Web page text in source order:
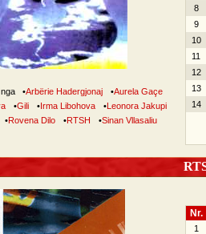
•Arbërie Hadergjonaj •Aurela Gaçe
•Gili •Irma Libohova •Leonora Jakupi
•Rovena Dilo •RTSH •Sinan Vllasaliu
8
9
10
11
12
13
14
Nr.
1